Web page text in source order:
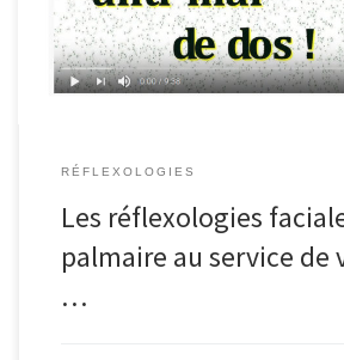
pieds Voyons, tout […]
RÉFLEXOLOGIES
Les réflexologies
palmaire au service de
…